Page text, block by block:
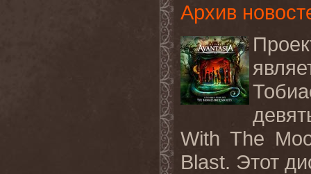
Архив
With The
Blast. Этот